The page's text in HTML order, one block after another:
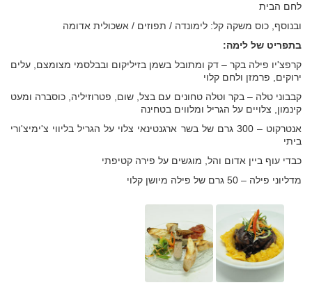
לחם הבית
ובנוסף, כוס משקה קל: לימונדה / תפוזים / אשכולית אדומה
בתפריט של לימה:
קרפצ'יו פילה בקר – דק ומתובל בשמן בזיליקום ובבלסמי מצומצם, עלים
ירוקים, פרמזן ולחם קלוי
קבבוני טלה – בקר וטלה טחונים עם בצל, שום, פטרוזיליה, כוסברה ומעט
קינמון, צלויים על הגריל ומלווים בטחינה
אנטרקוט – 300 גרם של בשר ארגנטינאי צלוי על הגריל בליווי צ'ימיצ'ורי
ביתי
כבדי עוף ביין אדום והל, מוגשים על פירה קטיפתי
מדליוני פילה – 50 גרם של פילה מיושן קלוי